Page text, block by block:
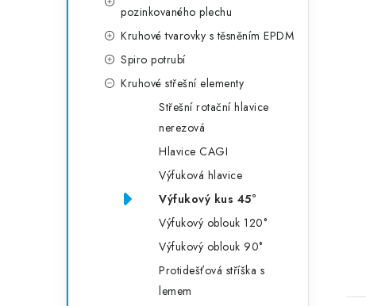
pozinkovaného plechu
Kruhové tvarovky s těsněním EPDM
Spiro potrubí
Kruhové střešní elementy
Střešní rotační hlavice
nerezová
Hlavice CAGI
Výfuková hlavice
Výfukový kus 45°
Výfukový oblouk 120°
Výfukový oblouk 90°
Protidešťová stříška s
lemem